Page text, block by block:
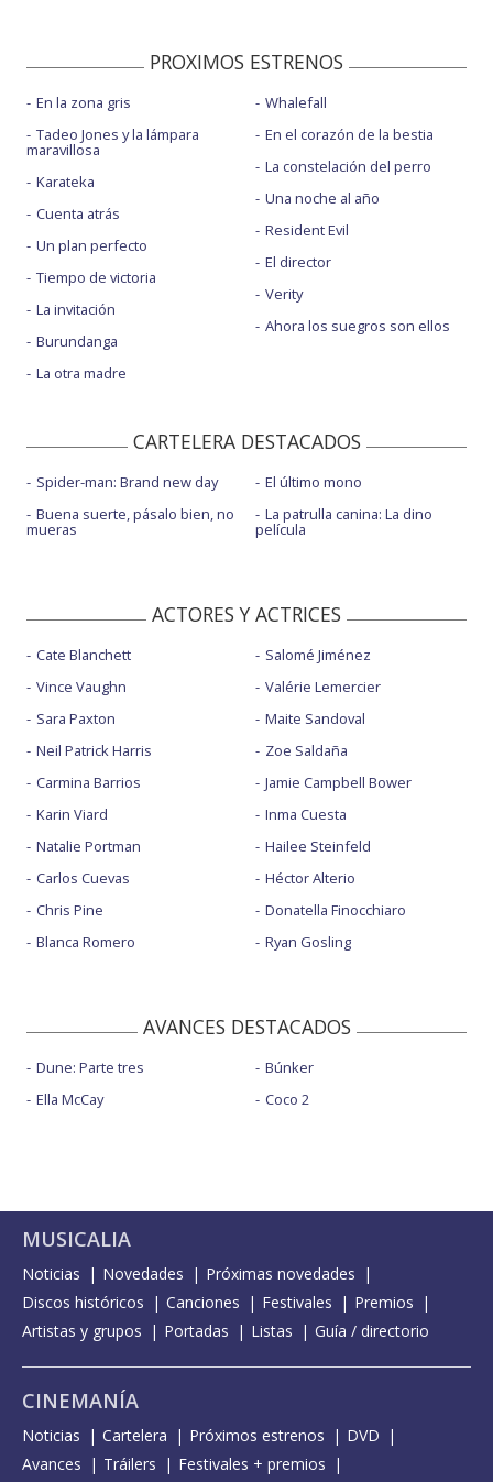
PROXIMOS ESTRENOS
En la zona gris
Tadeo Jones y la lámpara
maravillosa
Karateka
Cuenta atrás
Un plan perfecto
Tiempo de victoria
La invitación
Burundanga
La otra madre
Whalefall
En el corazón de la bestia
La constelación del perro
Una noche al año
Resident Evil
El director
Verity
Ahora los suegros son ellos
CARTELERA DESTACADOS
Spider-man: Brand new day
Buena suerte, pásalo bien, no
mueras
El último mono
La patrulla canina: La dino
película
ACTORES Y ACTRICES
Cate Blanchett
Vince Vaughn
Sara Paxton
Neil Patrick Harris
Carmina Barrios
Karin Viard
Natalie Portman
Carlos Cuevas
Chris Pine
Blanca Romero
Salomé Jiménez
Valérie Lemercier
Maite Sandoval
Zoe Saldaña
Jamie Campbell Bower
Inma Cuesta
Hailee Steinfeld
Héctor Alterio
Donatella Finocchiaro
Ryan Gosling
AVANCES DESTACADOS
Dune: Parte tres
Ella McCay
Búnker
Coco 2
MUSICALIA
Noticias Novedades
Próximas novedades
Discos históricos
Canciones Festivales
Premios
Artistas y grupos
Portadas Listas Guía / directorio
CINEMANÍA
Noticias Cartelera Próximos estrenos
DVD
Avances
Tráilers
Festivales + premios